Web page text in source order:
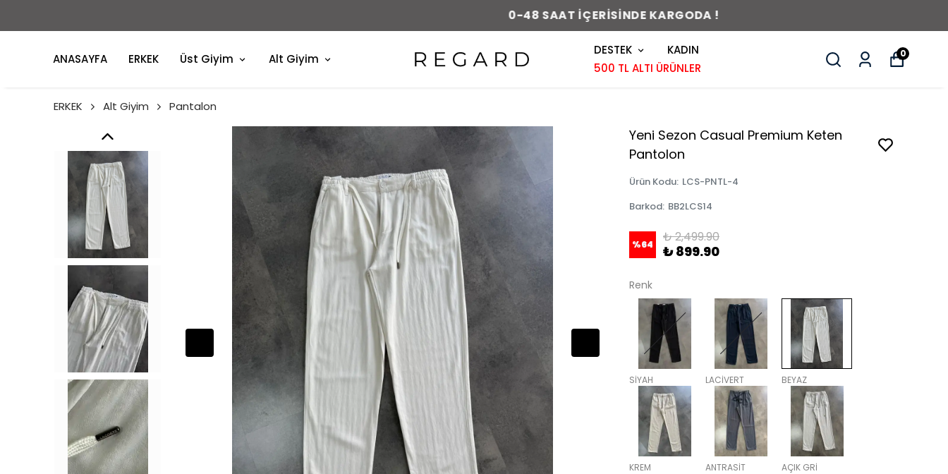
0-48 SAAT İÇERİSİNDE KARGODA !
ANASAYFA ERKEK Üst Giyim Alt Giyim
DESTEK
KADIN
500 TL ALTI ÜRÜNLER
0
ERKEK Alt Giyim Pantalon
Yeni Sezon Casual Premium Keten
Pantolon
Ürün Kodu: LCS-PNTL-4
Barkod: BB2LCS14
%64 ₺ 2,499.90
₺ 899.90
Renk
SİYAH LACİVERT BEYAZ
KREM ANTRASİT AÇIK GRİ